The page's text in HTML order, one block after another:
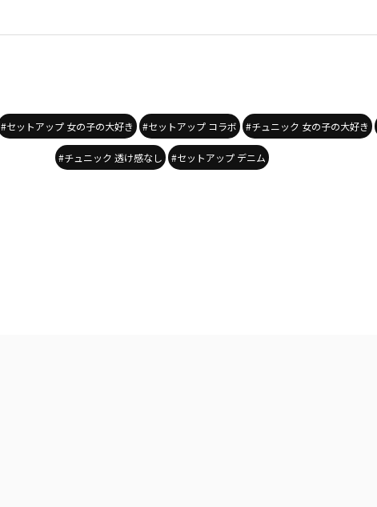
#セットアップ 女の子の大好き #セットアップ コラボ #チュニック 女の子の大好き
#チュニック 透け感なし #セットアップ デニム